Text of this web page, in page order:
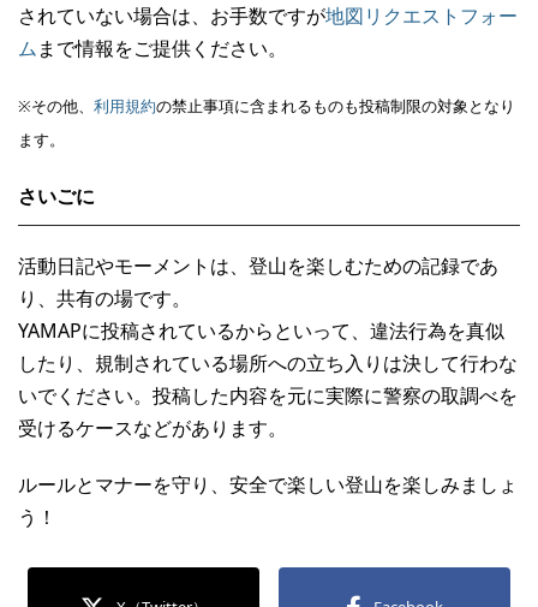
されていない場合は、お手数ですが地図リクエストフォー
ムまで情報をご提供ください。
※その他、 利用規約の禁止事項に含まれるものも投稿制限の対象となり
ます。
さいごに
活動日記やモーメントは、登山を楽しむための記録であ
り、共有の場です。
YAMAPに投稿されているからといって、違法行為を真似
したり、規制されている場所への立ち入りは決して行わな
いでください。投稿した内容を元に実際に警察の取調べを
受けるケースなどがあります。
ルールとマナーを守り、安全で楽しい登山を楽しみましょ
う！